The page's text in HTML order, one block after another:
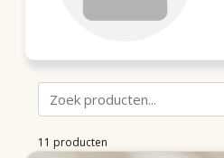
11 producten